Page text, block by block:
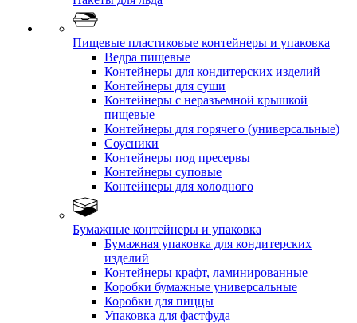
Пищевые пластиковые контейнеры и упаковка
Ведра пищевые
Контейнеры для кондитерских изделий
Контейнеры для суши
Контейнеры с неразъемной крышкой
пищевые
Контейнеры для горячего (универсальные)
Соусники
Контейнеры под пресервы
Контейнеры суповые
Контейнеры для холодного
Бумажные контейнеры и упаковка
Бумажная упаковка для кондитерских
изделий
Контейнеры крафт, ламинированные
Коробки бумажные универсальные
Коробки для пиццы
Упаковка для фастфуда